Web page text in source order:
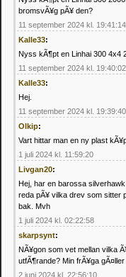
bromsvÃ¥g pÃ¥ den?
11 september 2024 kl. 19:41:14
Kalle33:
Nyss kÃ¶pt en Linhai 300 4x4
11 september 2024 kl. 19:40:02
Kalle33:
Hej.
11 september 2024 kl. 19:39:40
Olkip:
Vart hittar man en ny plast
1 juli 2024 kl. 11:59:20
Livgan20:
Hej, har en barossa
reda pÃ¥ vilka drev som sitter
bak. Mvh
1 juli 2024 kl. 02:22:58
skarpsynt:
NÃ¥gon som vet mellan vilka
utfÃ¶rande? Min frÃ¥ga
2 juni 2024 kl. 22:56:10